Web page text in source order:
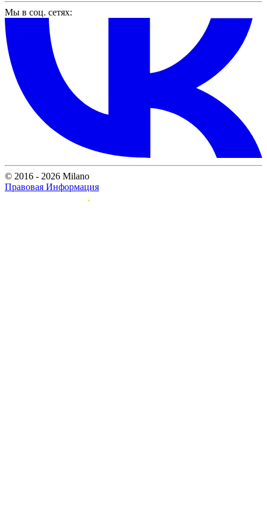
Мы в соц. сетях:
© 2016 - 2026 Milano
Правовая Информация